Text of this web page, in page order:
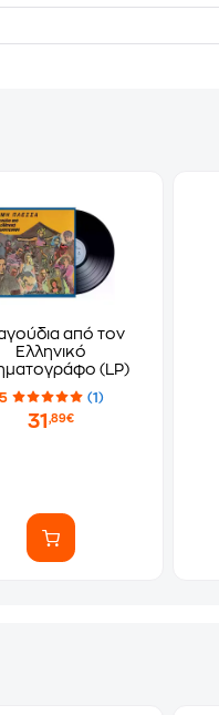
από τον
Ελληνικό
(LP)
5 (1)
31,89€